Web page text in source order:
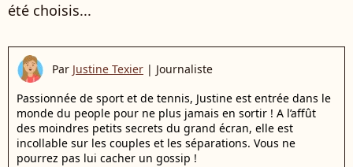
été choisis...
Par Justine Texier | Journaliste
Passionnée de sport et de tennis, Justine est entrée dans le
monde du people pour ne plus jamais en sortir ! A l’affût
des moindres petits secrets du grand écran, elle est
incollable sur les couples et les séparations. Vous ne
pourrez pas lui cacher un gossip !